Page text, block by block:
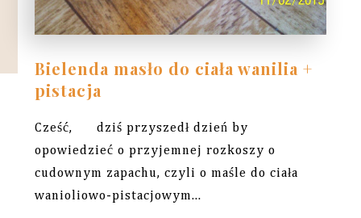
Bielenda masło do ciała wanilia +
pistacja
Cześć, dziś przyszedł dzień by
opowiedzieć o przyjemnej rozkoszy o
cudownym zapachu, czyli o maśle do ciała
wanioliowo-pistacjowym...